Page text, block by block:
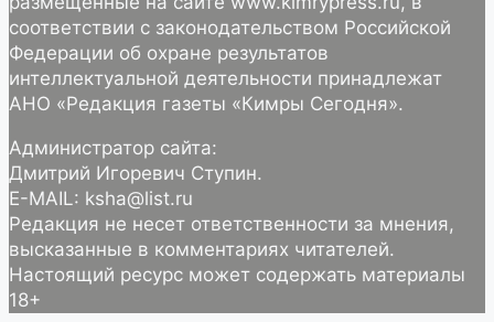
соответствии с законодательством Российской
Федерации об охране результатов
интеллектуальной деятельности принадлежат
АНО «Редакция газеты «Кимры Сегодня».
Администратор сайта:
Дмитрий Игоревич Ступин.
E-MAIL: ksha@list.ru
Редакция не несет ответственности за мнения,
высказанные в комментариях читателей.
Настоящий ресурс может содержать материалы
18+